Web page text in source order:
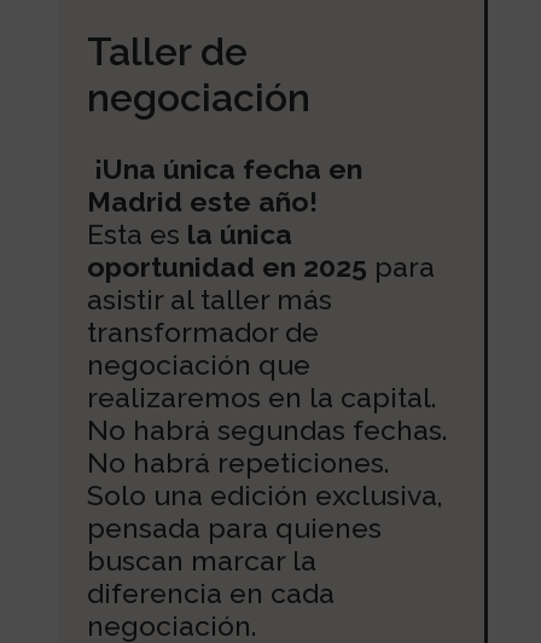
Taller de
negociación
¡Una única fecha en
Madrid este año!
Esta es la única
oportunidad en 2025 para
asistir al taller más
transformador de
negociación que
realizaremos en la capital.
No habrá segundas fechas.
No habrá repeticiones.
Solo una edición exclusiva,
pensada para quienes
buscan marcar la
diferencia en cada
negociación.